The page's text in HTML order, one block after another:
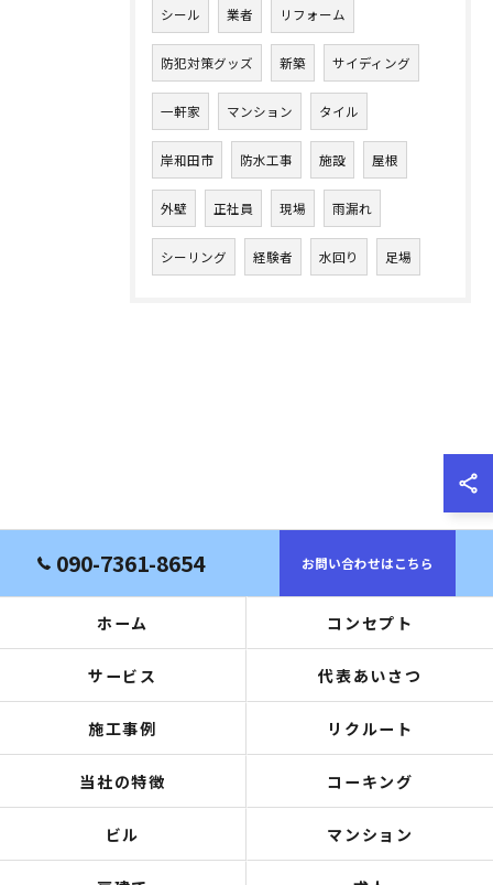
シール 業者 リフォーム
防犯対策グッズ 新築 サイディング
一軒家 マンション タイル
岸和田市 防水工事 施設 屋根
外壁 正社員 現場 雨漏れ
シーリング 経験者 水回り 足場
090-7361-8654 お問い合わせはこちら
ホーム コンセプト
サービス 代表あいさつ
施工事例 リクルート
当社の特徴 コーキング
ビル マンション